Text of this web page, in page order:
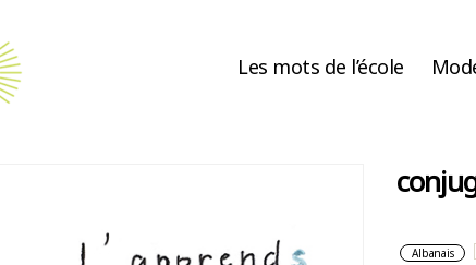
Les mots de l’école
Albanais